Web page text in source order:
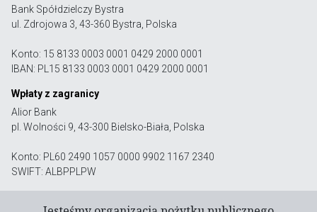
Bank Spółdzielczy Bystra
ul. Zdrojowa 3, 43-360 Bystra, Polska
Konto: 15 8133 0003 0001 0429 2000 0001
IBAN: PL15 8133 0003 0001 0429 2000 0001
Wpłaty z zagranicy
Alior Bank
pl. Wolności 9, 43-300 Bielsko-Biała, Polska
Konto: PL60 2490 1057 0000 9902 1167 2340
SWIFT: ALBPPLPW